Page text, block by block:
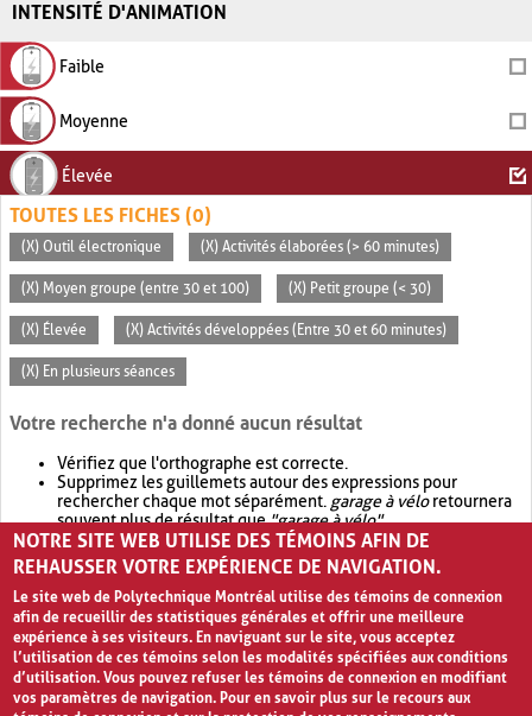
INTENSITÉ D'ANIMATION
Faible
Moyenne
Élevée
TOUTES LES FICHES (0)
(X) Outil électronique (X) Activités élaborées (> 60 minutes)
(X) Moyen groupe (entre 30 et 100) (X) Petit groupe (< 30)
(X) Élevée (X) Activités développées (Entre 30 et 60 minutes)
(X) En plusieurs séances
Votre recherche n'a donné aucun résultat
Vérifiez que l'orthographe est correcte.
Supprimez les guillemets autour des expressions pour
rechercher chaque mot séparément. garage à véloretournera
souvent plus de résultat que"garage à vélo".
Envisagez d'élargir votre recherche avec OR.garage OR vélo
retournera souvent plus de résultat quegarage à vélo
NOTRE SITE WEB UTILISE DES TÉMOINS AFIN DE
REHAUSSER VOTRE EXPÉRIENCE DE NAVIGATION.
Le site web de Polytechnique Montréal utilise des témoins de connexion
afin de recueillir des statistiques générales et offrir une meilleure
expérience à ses visiteurs. En naviguant sur le site, vous acceptez
l’utilisation de ces témoins selon les modalités spécifiées aux conditions
d’utilisation. Vous pouvez refuser les témoins de connexion en modifiant
vos paramètres de navigation. Pour en savoir plus sur le recours aux